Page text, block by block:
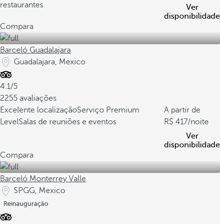
restaurantes
Ver
disponibilidade
Compara
Barceló Guadalajara
Guadalajara, Mexico
4.1/5
2255 avaliações
Excelente localizaçãoServiço Premium
LevelSalas de reuniões e eventos
A partir de
417/noite
Ver
disponibilidade
Compara
Barceló Monterrey Valle
SPGG, Mexico
Reinauguração